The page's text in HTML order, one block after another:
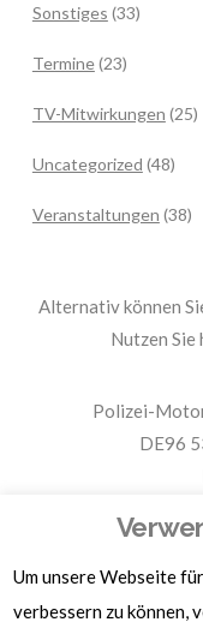
Sonstiges (33)
Termine(23)
TV-Mitwirkungen (25)
Uncategorized (48)
Veranstaltungen (38)
Alternativ können
Nutzen
Polizei-
DE96
Für
Um unsere Webseite
verbessern zu können,